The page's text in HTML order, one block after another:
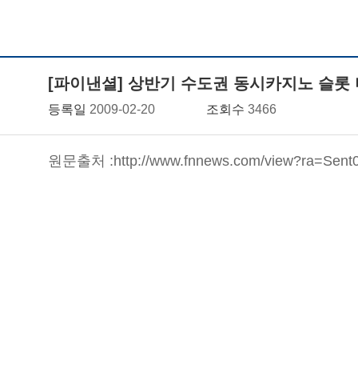
[파이낸셜] 상반기 수도권 동시카지노 슬롯
등록일 2009-02-20 조회수 3466
원문출처 :http://www.fnnews.com/